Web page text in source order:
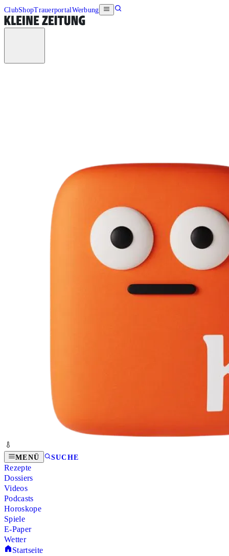
ClubShopTrauerportalWerbung
MENÜ SUCHE
Rezepte
Dossiers
Videos
Podcasts
Horoskope
Spiele
E-Paper
Wetter
Startseite